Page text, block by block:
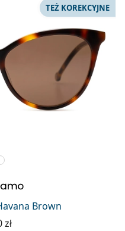
Brown
TEŻ KOREKCYJNE
zł